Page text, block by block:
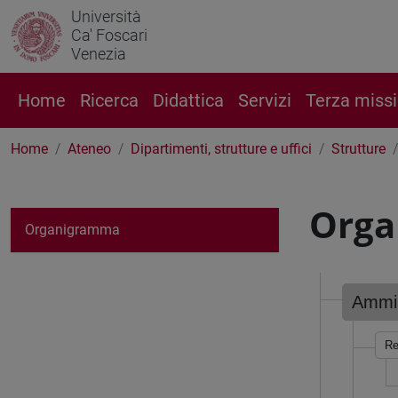
Università
Ca' Foscari
Venezia
Home Ricerca Didattica Servizi Terza
Home Ateneo Dipartimenti, strutture e uffici Strutture
Organigramma